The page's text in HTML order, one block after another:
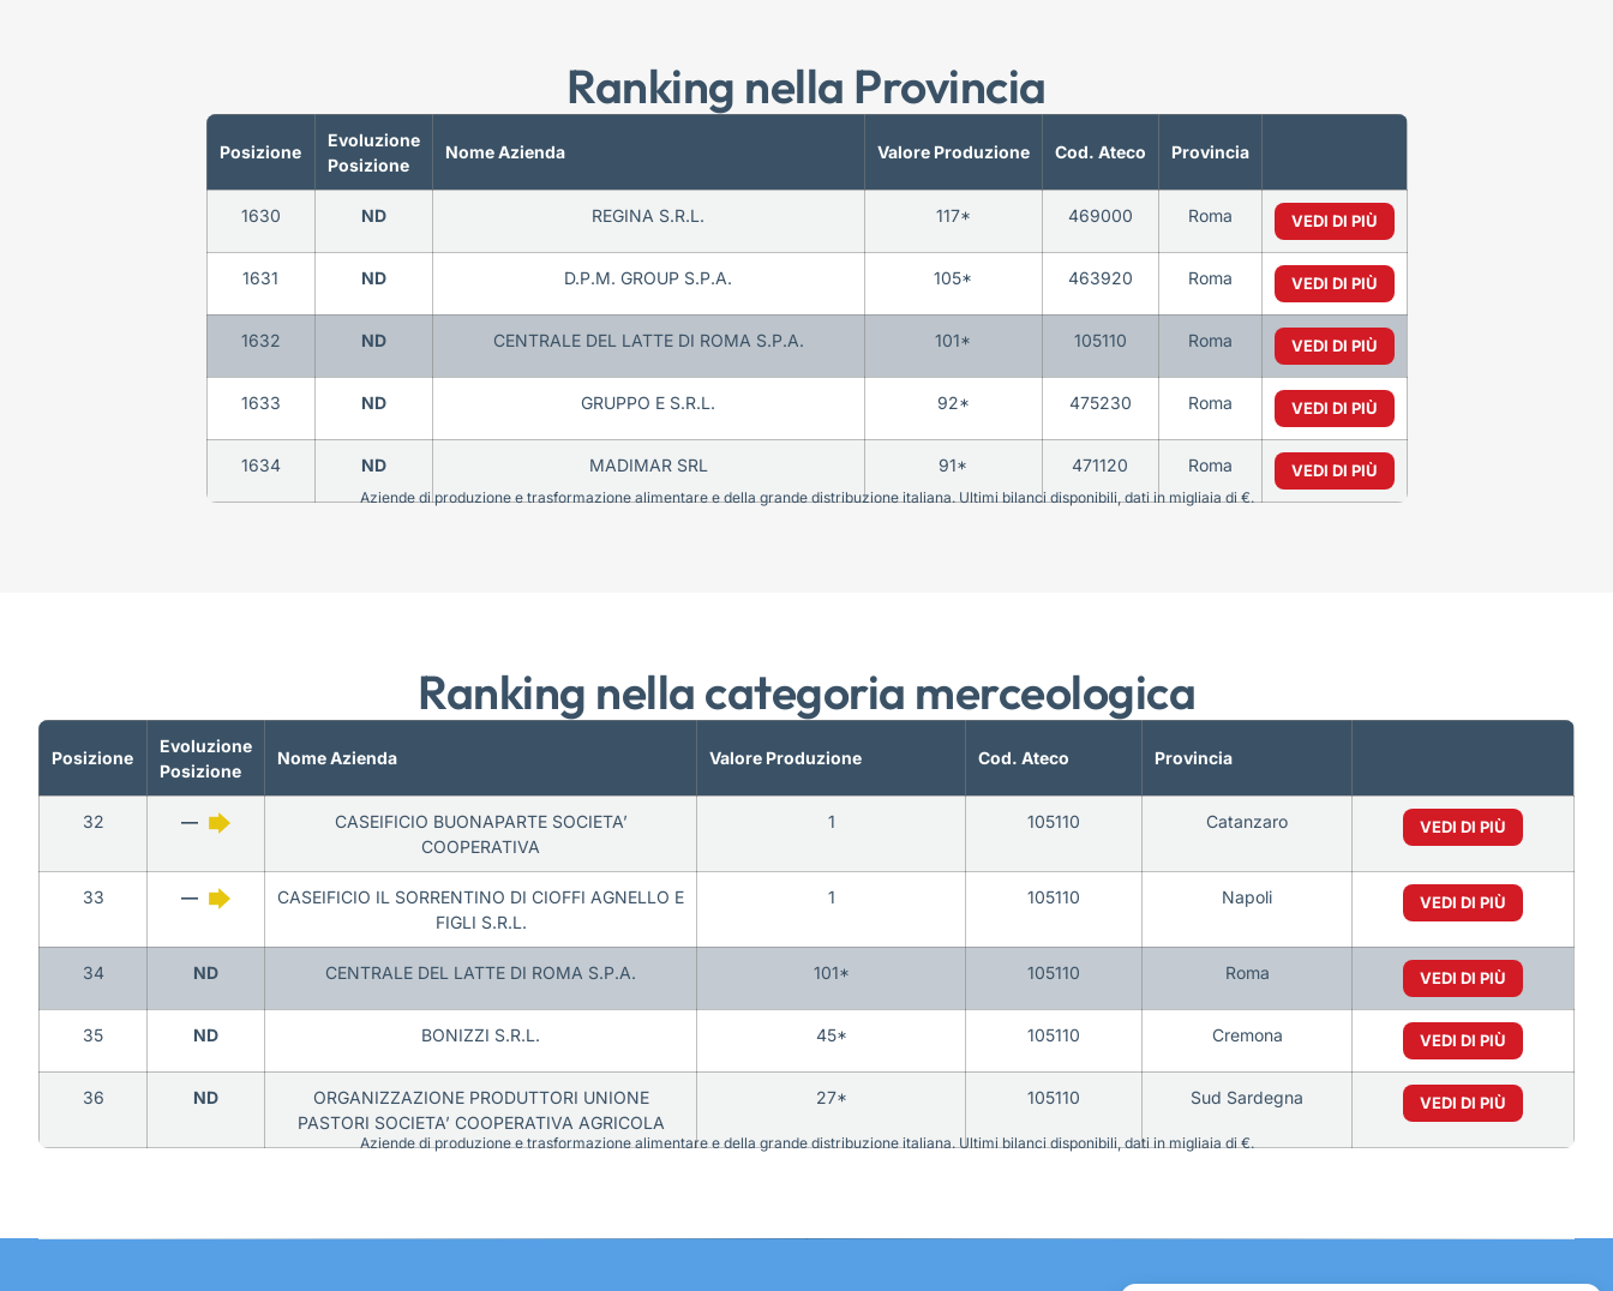
Ranking nella Provincia
Posizione
Evoluzione
Posizione
Nome Azienda Valore Produzione Cod. Ateco Provincia
1630 ND REGINA S.R.L. 117* 469000 Roma VEDI DI PIÙ
1631 ND D.P.M. GROUP S.P.A. 105* 463920 Roma VEDI DI PIÙ
1632 ND CENTRALE DEL LATTE DI ROMA S.P.A. 101* 105110 Roma VEDI DI PIÙ
1633 ND GRUPPO E S.R.L. 92* 475230 Roma VEDI DI PIÙ
1634 ND MADIMAR SRL 91* 471120 Roma VEDI DI PIÙ
Aziende di produzione e trasformazione alimentare e della grande distribuzione italiana. Ultimi bilanci disponibili, dati in migliaia di €.
Ranking nella categoria merceologica
Posizione
Evoluzione
Posizione
Nome Azienda Valore Produzione Cod. Ateco Provincia
32 —
CASEIFICIO BUONAPARTE SOCIETA’
COOPERATIVA
1 105110 Catanzaro VEDI DI PIÙ
33 —
CASEIFICIO IL SORRENTINO DI CIOFFI AGNELLO E
FIGLI S.R.L.
1 105110 Napoli VEDI DI PIÙ
34 ND CENTRALE DEL LATTE DI ROMA S.P.A. 101* 105110 Roma VEDI DI PIÙ
35 ND BONIZZI S.R.L. 45* 105110 Cremona VEDI DI PIÙ
36 ND
ORGANIZZAZIONE PRODUTTORI UNIONE
PASTORI SOCIETA’ COOPERATIVA AGRICOLA
27* 105110 Sud Sardegna VEDI DI PIÙ
Aziende di produzione e trasformazione alimentare e della grande distribuzione italiana. Ultimi bilanci disponibili, dati in migliaia di €.